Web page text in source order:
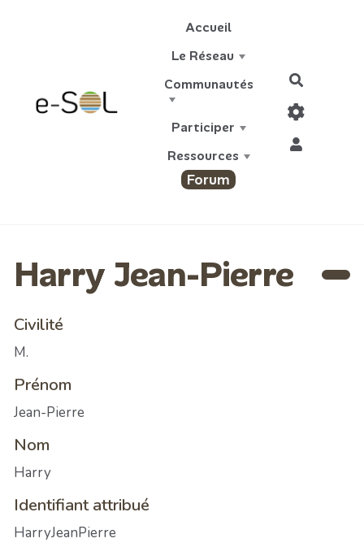
Accueil
Le Réseau
Communautés
Participer
Ressources
Forum
Harry Jean-Pierre
Civilité
M.
Prénom
Jean-Pierre
Nom
Harry
Identifiant attribué
HarryJeanPierre